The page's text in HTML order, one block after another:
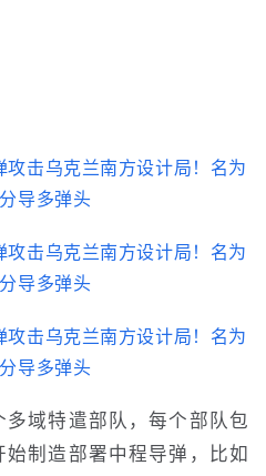
域特遣部队，每个部队包
始制造部署中程导弹，比如